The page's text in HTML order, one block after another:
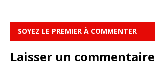
SOYEZ LE PREMIER À COMMENTER
Laisser un commentaire